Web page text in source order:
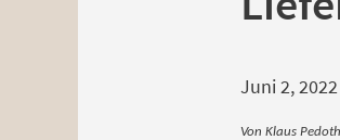
Juni 2, 2022
Von Klaus